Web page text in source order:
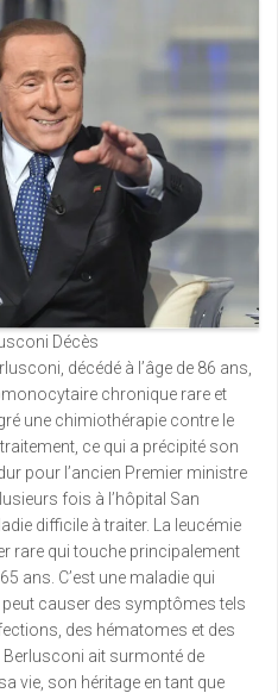
Décès
décédé à l’âge de 86 ans,
chronique rare et
une chimiothérapie contre le
ce qui a précipité son
pour l’ancien Premier ministre
fois à l’hôpital San
difficile à traiter. La leucémie
rare qui touche principalement
ans. C’est une maladie qui
causer des symptômes tels
des hématomes et des
ait surmonté de
vie, son héritage en tant que